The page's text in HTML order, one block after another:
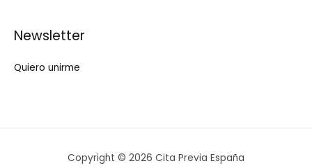
Newsletter
Quiero unirme
Copyright © 2026 Cita Previa España